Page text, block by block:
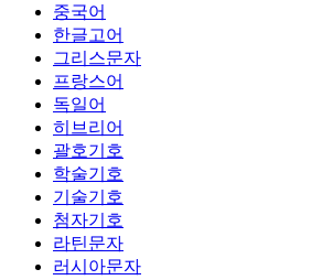
중국어
한글고어
그리스문자
프랑스어
독일어
히브리어
괄호기호
학술기호
기술기호
첨자기호
라틴문자
러시아문자